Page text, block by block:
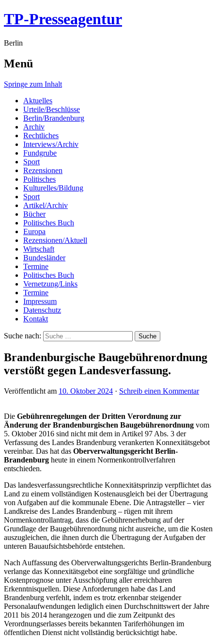
TP-Presseagentur
Berlin
Menü
Springe zum Inhalt
Aktuelles
Urteile/Beschlüsse
Berlin/Brandenburg
Archiv
Rechtliches
Interviews/Archiv
Fundgrube
Sport
Rezensionen
Politisches
Kulturelles/Bildung
Sport
Artikel/Archiv
Bücher
Politisches Buch
Europa
Rezensionen/Aktuell
Wirtschaft
Bundesländer
Termine
Politisches Buch
Vernetzung/Links
Termine
Impressum
Datenschutz
Kontakt
Suche nach:
Brandenburgische Baugebührenordnung
verstößt gegen Landesverfassung.
Veröffentlicht am 10. Oktober 2024 · Schreib einen Kommentar
Die Gebührenregelungen der Dritten Verordnung zur
Änderung der Brandenburgischen Baugebührenordnung vom
5. Oktober 2016 sind nicht mit dem in Artikel 97 Abs. 3 der
Verfassung des Landes Brandenburg verankerten Konnexitätsgebot
vereinbar. Das hat das Oberverwaltungsgericht Berlin-
Brandenburg heute in einem Normenkontrollverfahren
entschieden.
Das landesverfassungsrechtliche Konnexitätsprinzip verpflichtet das
Land zu einem vollständigen Kostenausgleich bei der Übertragung
von Aufgaben auf die kommunale Ebene. Die Antragsteller – vier
Landkreise des Landes Brandenburg – rügen mit ihrem
Normenkontrollantrag, dass die Gebührenerhebung auf der
Grundlage der Baugebührenordnung nicht ausreiche, um die Kosten
auszugleichen, die ihnen durch die Übertragung der Aufgaben der
unteren Bauaufsichtsbehörde entstehen.
Nach Auffassung des Oberverwaltungsgerichts Berlin-Brandenburg
verlange das Konnexitätsgebot eine sorgfältige und gründliche
Kostenprognose unter Ausschöpfung aller erreichbaren
Erkenntnisquellen. Diese Anforderungen habe das Land
Brandenburg verfehlt, indem es trotz erkennbar steigender
Personalaufwendungen lediglich einen Durchschnittswert der Jahre
2011 bis 2014 herangezogen und die zum Zeitpunkt des
Verordnungserlasses bereits bekannten Tariferhöhungen im
öffentlichen Dienst nicht vollständig berücksichtigt habe.